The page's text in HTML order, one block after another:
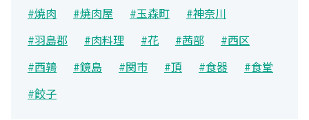
#焼肉
#焼肉屋 #玉森町
#神奈川
#羽島郡
#肉料理 #花 #茜部
#西区
#西鶉
#鏡島 #関市 #頂 #食器
#食堂
#餃子